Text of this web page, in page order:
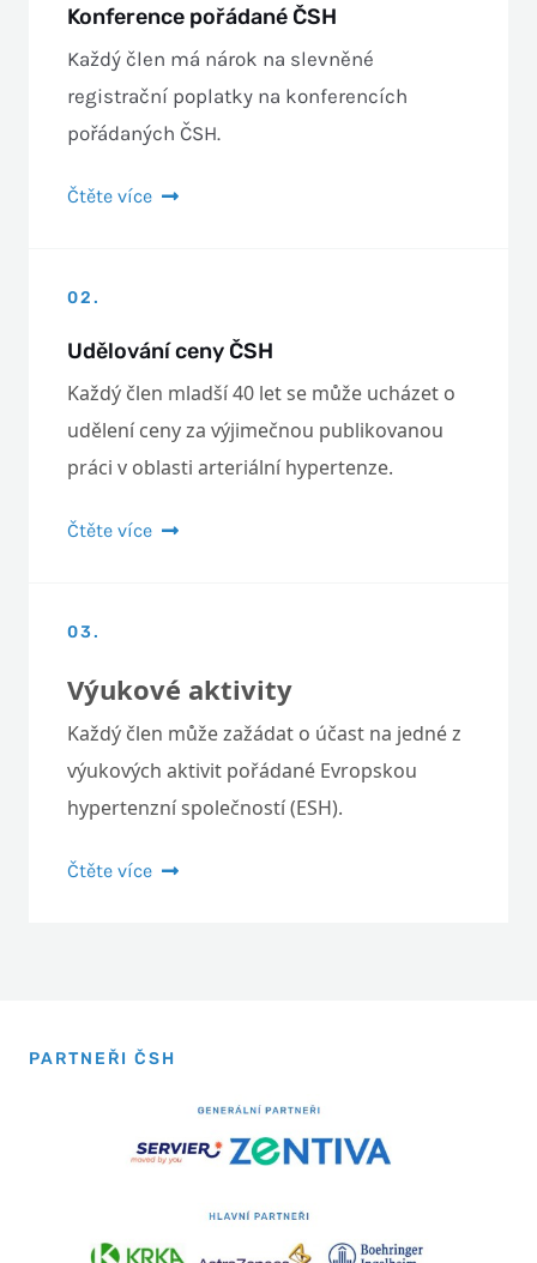
Konference pořádané ČSH
Každý člen má nárok na slevněné
registrační poplatky na konferencích
pořádaných ČSH.
Čtěte více
02.
Udělování ceny ČSH
Každý člen mladší 40 let se může ucházet o
udělení ceny za výjimečnou publikovanou
práci v oblasti arteriální hypertenze.
Čtěte více
03.
Výukové aktivity
Každý člen může zažádat o účast na jedné z
výukových aktivit pořádané Evropskou
hypertenzní společností (ESH).
Čtěte více
PARTNEŘI ČSH